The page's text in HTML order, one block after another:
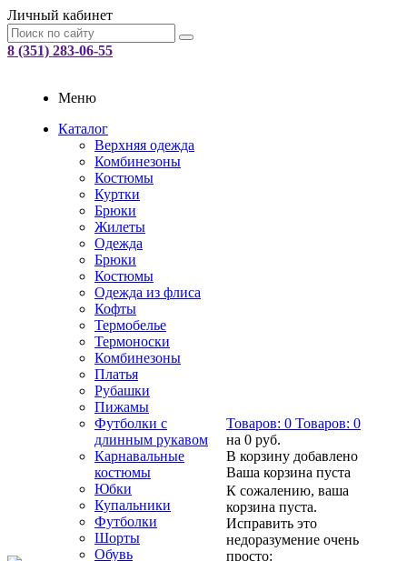
Личный кабинет
8 (351) 283-06-55
Меню
Каталог
Верхняя одежда
Комбинезоны
Костюмы
Куртки
Брюки
Жилеты
Одежда
Брюки
Костюмы
Одежда из флиса
Кофты
Термобелье
Термоноски
Комбинезоны
Платья
Рубашки
Пижамы
Футболки с
длинным рукавом
Карнавальные
костюмы
Юбки
Купальники
Футболки
Шорты
Обувь
Товаров: 0 Товаров: 0
на 0 руб.
В корзину добавлено
Ваша корзина пуста
К сожалению, ваша
корзина пуста.
Исправить это
недоразумение очень
просто: